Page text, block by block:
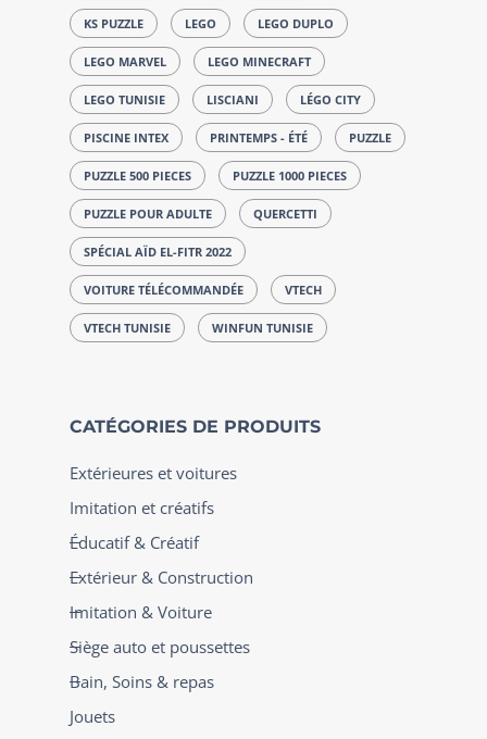
KS PUZZLE LEGO LEGO DUPLO
LEGO MARVEL LEGO MINECRAFT
LEGO TUNISIE LISCIANI LÉGO CITY
PISCINE INTEX PRINTEMPS - ÉTÉ PUZZLE
PUZZLE 500 PIECES PUZZLE 1000 PIECES
PUZZLE POUR ADULTE QUERCETTI
SPÉCIAL AÏD EL-FITR 2022
VOITURE TÉLÉCOMMANDÉE VTECH
VTECH TUNISIE WINFUN TUNISIE
CATÉGORIES DE PRODUITS
Extérieures et voitures
Imitation et créatifs
Éducatif & Créatif
Extérieur & Construction
Imitation & Voiture
Siège auto et poussettes
Bain, Soins & repas
Jouets